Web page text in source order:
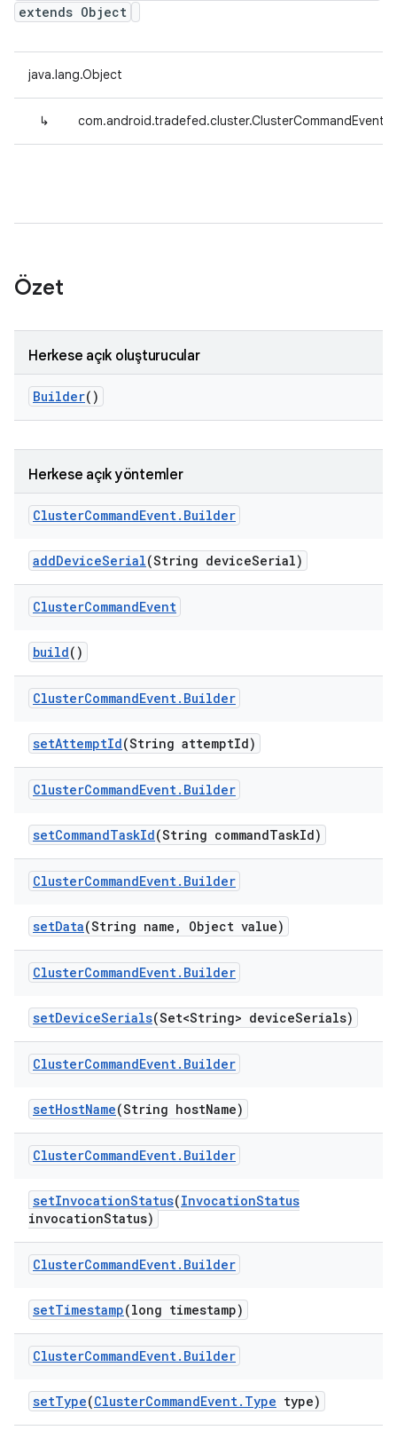
extends Object
java.lang.Object
↳
Özet
Herkese açık oluşturucular
Builder()
Herkese açık yöntemler
ClusterCommandEvent. Builder
addDeviceSerial(String deviceSerial)
ClusterCommandEvent
build()
ClusterCommandEvent. Builder
setAttemptId(String attemptId)
ClusterCommandEvent. Builder
setCommandTaskId(String commandTaskId)
ClusterCommandEvent. Builder
setData(String name , Object value)
ClusterCommandEvent. Builder
setDeviceSerials(Set<String> deviceSerials)
ClusterCommandEvent. Builder
setHostName(String hostName)
ClusterCommandEvent. Builder
setInvocationStatus(InvocationStatus
invocationStatus)
ClusterCommandEvent. Builder
setTimestamp(long timestamp)
ClusterCommandEvent. Builder
setType(ClusterCommandEvent. Type type)